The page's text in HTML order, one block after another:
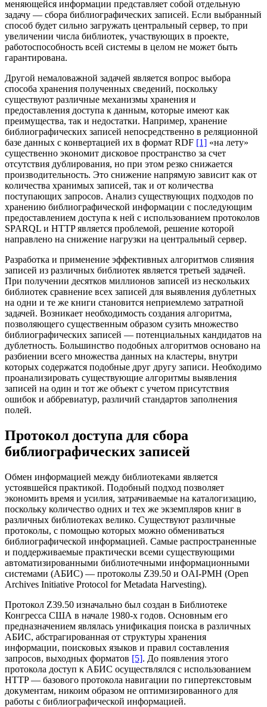
меняющейся информации представляет собой отдельную
задачу — сбора библиографических записей. Если выбранный
способ будет сильно загружать центральный сервер, то при
увеличении числа библиотек, участвующих в проекте,
работоспособность всей системы в целом не может быть
гарантирована.
Другой немаловажной задачей является вопрос выбора
способа хранения полученных сведений, поскольку
существуют различные механизмы хранения и
предоставления доступа к данным, которые имеют как
преимущества, так и недостатки. Например, хранение
библиографических записей непосредственно в реляционной
базе данных с конвертацией их в формат RDF [1] «на лету»
существенно экономит дисковое пространство за счет
отсутствия дублирования, но при этом резко снижается
производительность. Это снижение напрямую зависит как от
количества хранимых записей, так и от количества
поступающих запросов. Анализ существующих подходов по
хранению библиографической информации с последующим
предоставлением доступа к ней с использованием протоколов
SPARQL и HTTP является проблемой, решение которой
направлено на снижение нагрузки на центральный сервер.
Разработка и применение эффективных алгоритмов слияния
записей из различных библиотек является третьей задачей.
При получении десятков миллионов записей из нескольких
библиотек сравнение всех записей для выявления дублетных
на одни и те же книги становится неприемлемо затратной
задачей. Возникает необходимость создания алгоритма,
позволяющего существенным образом сузить множество
библиографических записей — потенциальных кандидатов на
дублетность. Большинство подобных алгоритмов основано на
разбиении всего множества данных на кластеры, внутри
которых содержатся подобные друг другу записи. Необходимо
проанализировать существующие алгоритмы выявления
записей на один и тот же объект с учетом присутствия
ошибок и аббревиатур, различий стандартов заполнения
полей.
Протокол доступа для сбора
библиографических записей
Обмен информацией между библиотеками является
устоявшейся практикой. Подобный подход позволяет
экономить время и усилия, затрачиваемые на каталогизацию,
поскольку количество одних и тех же экземпляров книг в
различных библиотеках велико. Существуют различные
протоколы, с помощью которых можно обмениваться
библиографической информацией. Самые распространенные
и поддерживаемые практически всеми существующими
автоматизированными библиотечными информационными
системами (АБИС) — протоколы Z39.50 и OAI-PMH (Open
Archives Initiative Protocol for Metadata Harvesting).
Протокол Z39.50 изначально был создан в Библиотеке
Конгресса США в начале 1980-х годов. Основным его
предназначением являлась унификация поиска в различных
АБИС, абстрагированная от структуры хранения
информации, поисковых языков и правил составления
запросов, выходных форматов [5]. До появления этого
протокола доступ к АБИС осуществлялся с использованием
HTTP — базового протокола навигации по гипертекстовым
документам, никоим образом не оптимизированного для
работы с библиографической информацией.